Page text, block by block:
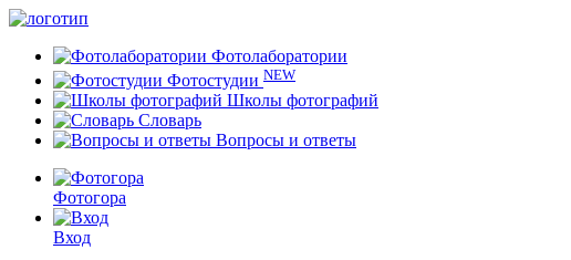
Фотолаборатории
Фотостудии NEW
Школы фотографий
Словарь
Вопросы и ответы
Фотогора
Вход